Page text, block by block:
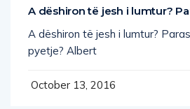
A dëshiron të jesh i lumtur?
A dëshiron të jesh i lumtur?
pyetje? Albert
October 13, 2016